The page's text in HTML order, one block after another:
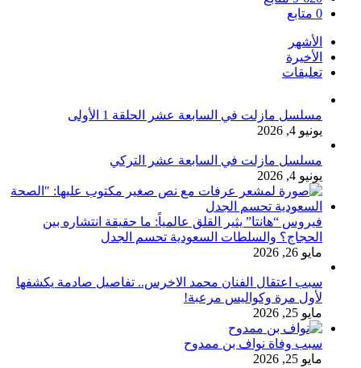
0 متابع
الأشهر
الأخيرة
تعليقات
مسلسل مازلت في السابعة عشر الحلقة 1 الأولى
يونيو 4, 2026
مسلسل مازلت في السابعة عشر التركي
يونيو 4, 2026
فيروس “هانتا” يثير القلق عالمياً: ما حقيقة انتشاره بين
الحجاج؟ والسلطات السعودية تحسم الجدل
مايو 26, 2026
سبب اعتقال الفنان محمد الاخرس.. تفاصيل صادمة يكشفها
لأول مرة وكواليس مرعبة!
مايو 25, 2026
سبب وفاة نواف بن ممدوح
مايو 25, 2026